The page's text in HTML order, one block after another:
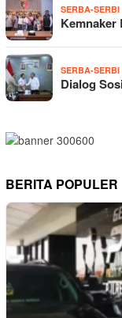
SERBA-SERBI
SERBA-SERBI
Dialog
BERITA POPULER